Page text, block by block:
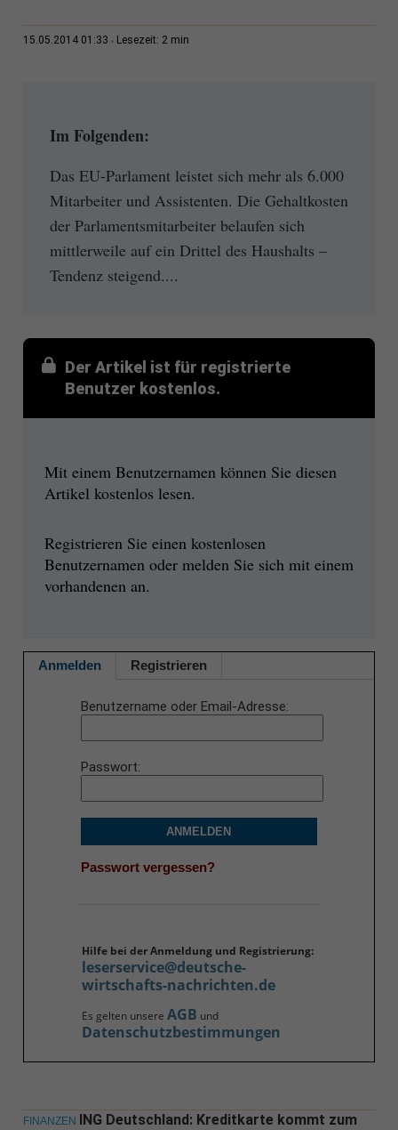
15.05.2014 01:33 Lesezeit: 2 min
Im Folgenden:
Das EU-Parlament leistet sich mehr als 6.000
Mitarbeiter und Assistenten. Die Gehaltkosten
der Parlamentsmitarbeiter belaufen sich
mittlerweile auf ein Drittel des Haushalts –
Tendenz steigend....
Der Artikel ist für registrierte
Benutzer kostenlos.
Mit einem Benutzernamen können Sie diesen
Artikel kostenlos lesen.
Registrieren Sie einen kostenlosen
Benutzernamen oder melden Sie sich mit einem
vorhandenen an.
Anmelden Registrieren
Benutzername oder Email-Adresse
Passwort
ANMELDEN
Passwort vergessen?
Hilfe bei der Anmeldung und Registrierung:
leserservice@deutsche-
wirtschafts-nachrichten.de
Es gelten unsere AGB und
Datenschutzbestimmungen
FINANZEN
ING Deutschland: Kreditkarte kommt zum